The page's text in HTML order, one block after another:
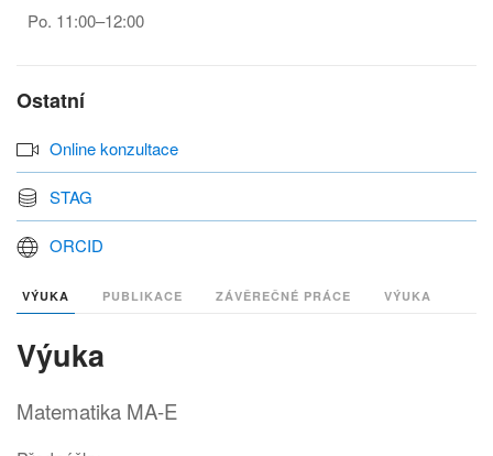
Po. 11:00–12:00
Ostatní
Online konzultace
STAG
ORCID
VÝUKA PUBLIKACE ZÁVĚREČNÉ PRÁCE VÝUKA
Výuka
Matematika MA-E